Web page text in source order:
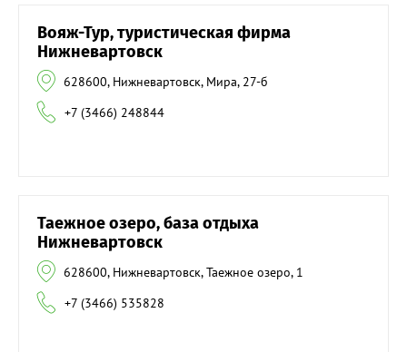
Вояж-Тур, туристическая фирма
Нижневартовск
628600, Нижневартовск, Мира, 27-б
+7 (3466) 248844
Таежное озеро, база отдыха
Нижневартовск
628600, Нижневартовск, Таежное озеро, 1
+7 (3466) 535828